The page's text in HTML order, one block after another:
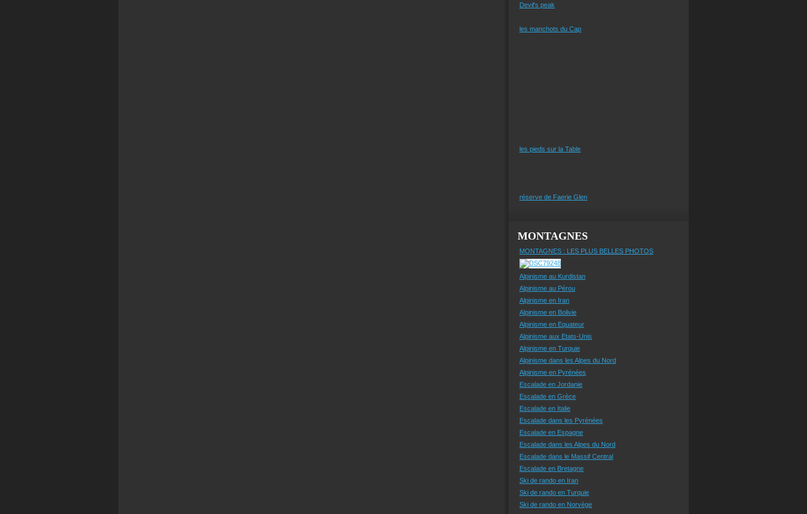
Devil's peak
les manchots du Cap
les pieds sur la Table
réserve de Faerie Glen
MONTAGNES
MONTAGNES : LES PLUS BELLES PHOTOS
Alpinisme au Kurdistan
Alpinisme au Pérou
Alpinisme en Iran
Alpinisme en Bolivie
Alpinisme en Equateur
Alpinisme aux Etats-Unis
Alpinisme en Turquie
Alpinisme dans les Alpes du Nord
Alpinisme en Pyrénées
Escalade en Jordanie
Escalade en Grèce
Escalade en Italie
Escalade dans les Pyrénées
Escalade en Espagne
Escalade dans les Alpes du Nord
Escalade dans le Massif Central
Escalade en Bretagne
Ski de rando en Iran
Ski de rando en Turquie
Ski de rando en Norvège